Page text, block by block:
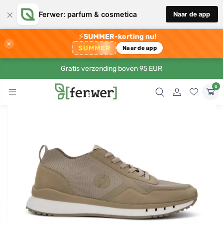
× Ferwer: parfum & cosmetica Naar de app
×
⚡SUMMER-korting nu!
SUMMER Naar de app
Gratis verzending boven 95 EUR
0